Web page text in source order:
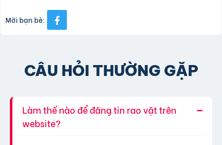
Mời bạn bè:
CÂU HỎI THƯỜNG GẶP
Làm thế nào để đăng tin rao vặt trên
website?